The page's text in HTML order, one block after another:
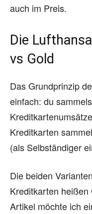
auch im Preis.
Die
vs Gold
Das Grundprinzip
einfach: du
Kreditkarten
(als Selbständiger
Die beiden
Kreditkarten
Artikel möchte ich